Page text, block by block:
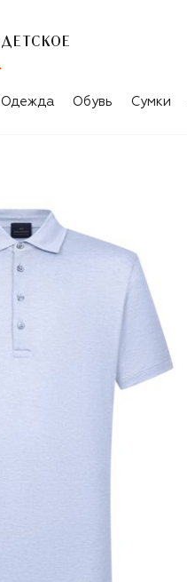
ДЕТСКОЕ
Одежда Обувь Сумки